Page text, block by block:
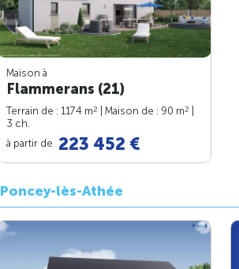
Maison à
Flammerans (21)
Terrain de : 1174 m2 | Maison de : 90 m2
3 ch.
à partir de 223 452 €
Poncey-lès-Athée